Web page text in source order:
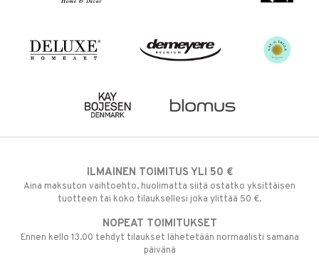
ILMAINEN TOIMITUS YLI 50 €
Aina maksuton vaihtoehto, huolimatta siitä ostatko yksittäisen
tuotteen tai koko tilauksellesi joka ylittää 50 €.
NOPEAT TOIMITUKSET
Ennen kello 13.00 tehdyt tilaukset lähetetään normaalisti samana
päivänä